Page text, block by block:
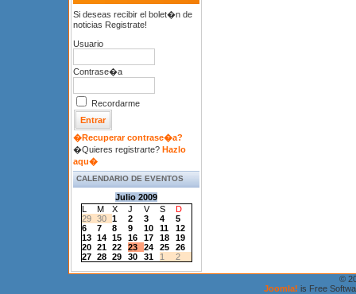
Si deseas recibir el bolet�n de
noticias Registrate!
Usuario
Contrase�a
Recordarme
�Recuperar contrase�a?
�Quieres registrarte? Hazlo
aqu�
CALENDARIO DE EVENTOS
Julio 2009
L
M X J V S
D
29
30 1 2 3 4
5
6
7 8 9 10 11
12
13
14 15 16 17 18
19
20
21 22 23 24 25
26
27
28 29 30 31 1 2
©
Joomla! is Free